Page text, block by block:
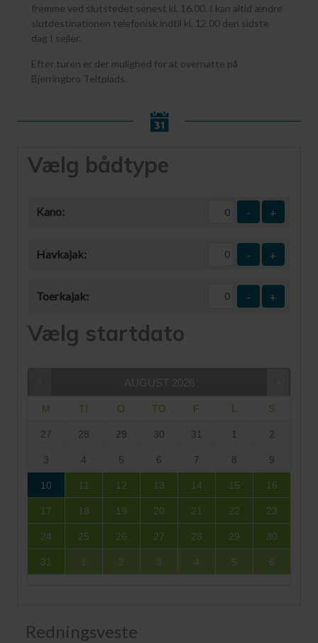
fremme ved slutstedet senest kl. 16.00. I kan altid ændre
slutdestinationen telefonisk indtil kl. 12.00 den sidste
dag I sejler.
Efter turen er der mulighed for at overnatte på
Bjerringbro Teltplads.
Vælg bådtype
Kano: - +
Havkajak: - +
Toerkajak: - +
Vælg startdato
AUGUST 2026
M TI O TO F L S
27 28 29 30 31 1 2
3 4 5 6 7 8 9
10 11 12 13 14 15 16
17 18 19 20 21 22 23
24 25 26 27 28 29 30
31 1 2 3 4 5 6
Redningsveste